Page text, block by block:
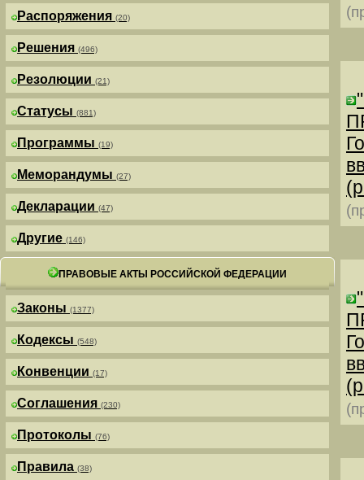
Распоряжения (20)
Решения (496)
Резолюции (21)
Статусы (881)
Программы (19)
Меморандумы (27)
Декларации (47)
Другие (146)
ПРАВОВЫЕ АКТЫ РОССИЙСКОЙ ФЕДЕРАЦИИ
Законы (1377)
Кодексы (548)
Конвенции (17)
Соглашения (230)
Протоколы (76)
Правила (38)